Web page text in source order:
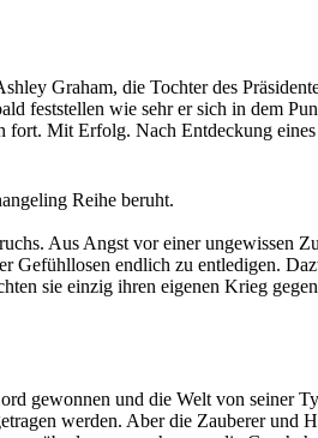
das Gute wie ein reinigendes
der Lage diese Welt zu retten und
Graham, die Tochter des
feststellen wie sehr er sich in dem
Mit Erfolg. Nach Entdeckung
bricht der Kontakt zu ihm Nahe
Stadt in den Arklay Mountains war
Reihe beruht.
Aus Angst vor einer ungewissen
Gefühllosen endlich zu entledigen.
sie einzig ihren eigenen Krieg
Leidenschaft?
gewonnen und die Welt von seiner
werden. Aber die Zauberer